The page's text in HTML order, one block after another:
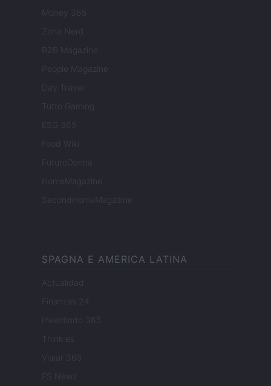
Money 365
Zona Nerd
B2B Magazine
People Magazine
Day Travel
Tutto Gaming
ESG 365
Food Wiki
FuturoDonna
HomeMagazine
SecondHomeMagazine
SPAGNA E AMERICA LATINA
Actualidad
Finanzas 24
Investindo 365
Think.es
Viajar 365
ES Newz